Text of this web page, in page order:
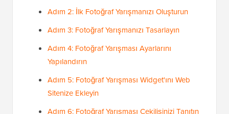
Adım 2: İlk Fotoğraf Yarışmanızı Oluşturun
Adım 3: Fotoğraf Yarışmanızı Tasarlayın
Adım 4: Fotoğraf Yarışması Ayarlarını
Yapılandırın
Adım 5: Fotoğraf Yarışması Widget'ını Web
Sitenize Ekleyin
Adım 6: Fotoğraf Yarışması Çekilişinizi Tanıtın